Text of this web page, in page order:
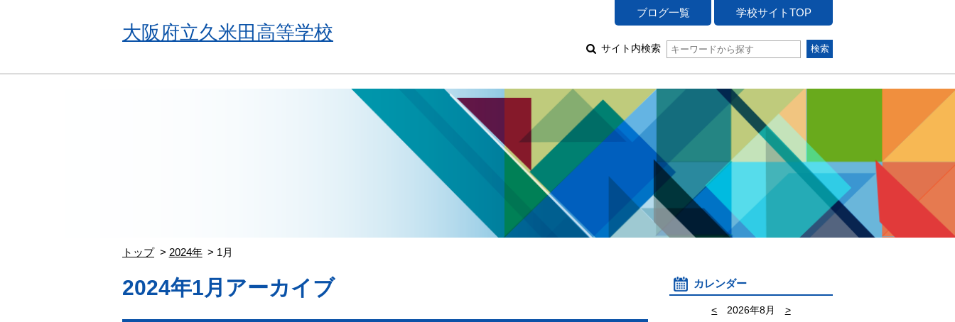
大阪府立久米田高等学校
ブログ一覧 学校サイトTOP
サイト内検索
トップ 2024年 1月
2024年1月アーカイブ カレンダー
< 2026年8月
>